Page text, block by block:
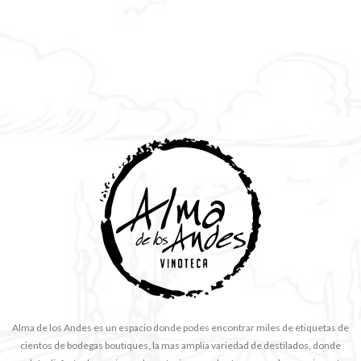
Alma de los Andes es un espacio donde podes encontrar miles de etiquetas de
cientos de bodegas boutiques, la mas amplia variedad de destilados, donde